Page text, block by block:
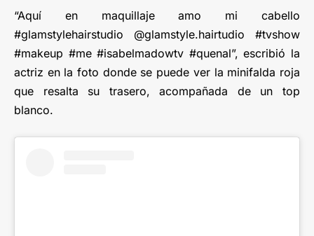
“Aquí en maquillaje amo mi cabello
#glamstylehairstudio @glamstyle.hairtudio #tvshow
#makeup #me #isabelmadowtv #quenal”, escribió la
actriz en la foto donde se puede ver la minifalda roja
que resalta su trasero, acompañada de un top
blanco.